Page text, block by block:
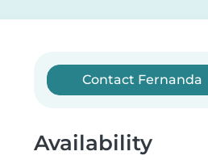
Contact Fernanda
Availability